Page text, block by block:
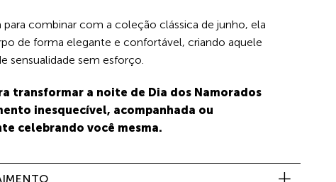
para combinar com a coleção clássica de junho, ela
de forma elegante e confortável, criando aquele
sensualidade sem esforço.
transformar a noite de Dia dos Namorados
inesquecível, acompanhada ou
celebrando você mesma.